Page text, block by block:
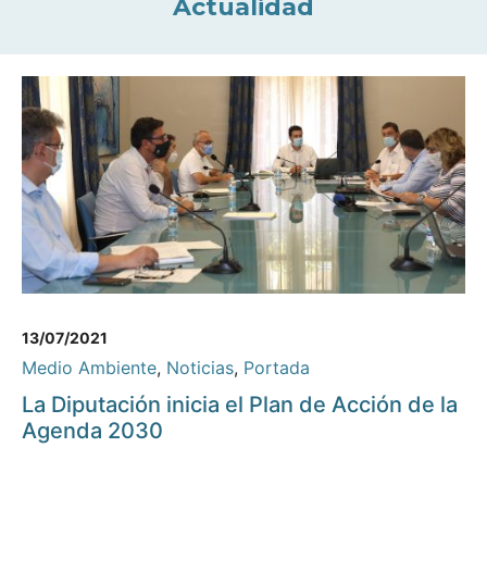
Actualidad
13/07/2021
Medio Ambiente, Noticias, Portada
La Diputación inicia el Plan de Acción de la
Agenda 2030